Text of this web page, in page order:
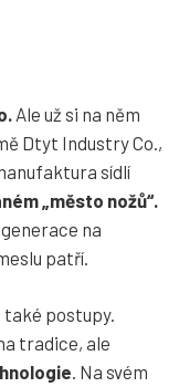
Ale už si na něm
Dtyt Industry Co.,
sídlí
„město nožů“.
na
patří.
postupy.
tradice, ale
. Na svém